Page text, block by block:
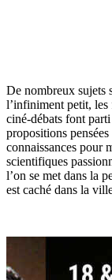
De nombreux sujets
l’infiniment petit,
ciné-débats font
propositions
connaissances pour
scientifiques
l’on se met dans la
est caché dans la